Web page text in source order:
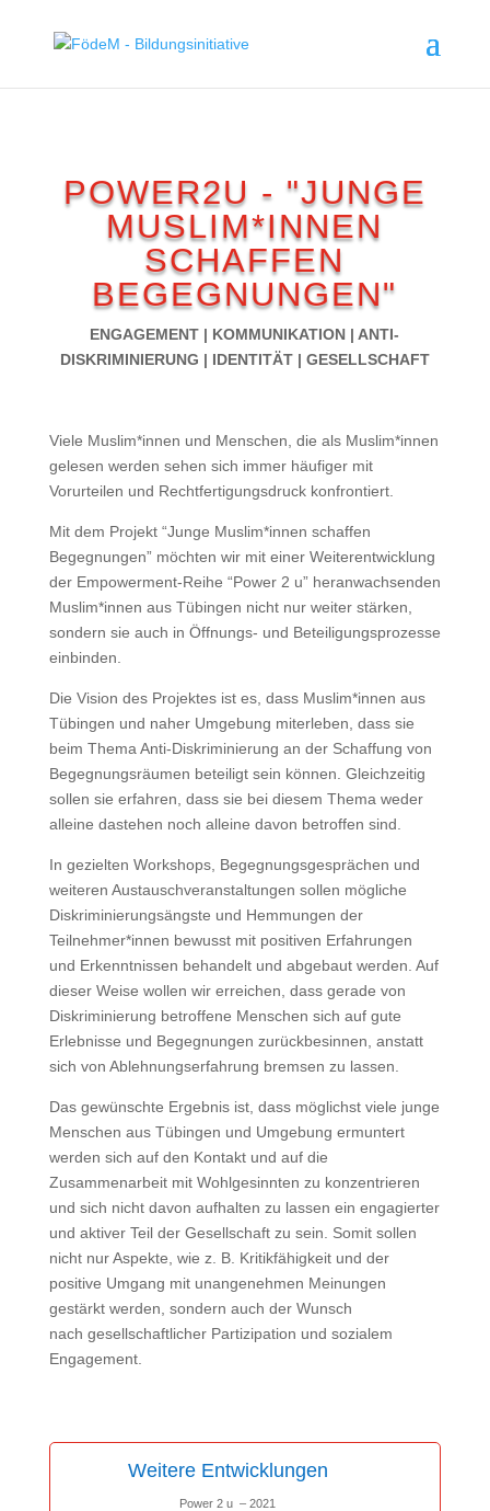
POWER2U - "JUNGE
MUSLIM*INNEN
SCHAFFEN
BEGEGNUNGEN"
ENGAGEMENT | KOMMUNIKATION | ANTI-
DISKRIMINIERUNG | IDENTITÄT | GESELLSCHAFT
Viele Muslim*innen und Menschen, die als Muslim*innen
gelesen werden sehen sich immer häufiger mit
Vorurteilen und Rechtfertigungsdruck konfrontiert.
Mit dem Projekt “Junge Muslim*innen schaffen
Begegnungen” möchten wir mit einer Weiterentwicklung
der Empowerment-Reihe “Power 2 u” heranwachsenden
Muslim*innen aus Tübingen nicht nur weiter stärken,
sondern sie auch in Öffnungs- und Beteiligungsprozesse
einbinden.
Die Vision des Projektes ist es, dass Muslim*innen aus
Tübingen und naher Umgebung miterleben, dass sie
beim Thema Anti-Diskriminierung an der Schaffung von
Begegnungsräumen beteiligt sein können. Gleichzeitig
sollen sie erfahren, dass sie bei diesem Thema weder
alleine dastehen noch alleine davon betroffen sind.
In gezielten Workshops, Begegnungsgesprächen und
weiteren Austauschveranstaltungen sollen mögliche
Diskriminierungsängste und Hemmungen der
Teilnehmer*innen bewusst mit positiven Erfahrungen
und Erkenntnissen behandelt und abgebaut werden. Auf
dieser Weise wollen wir erreichen, dass gerade von
Diskriminierung betroffene Menschen sich auf gute
Erlebnisse und Begegnungen zurückbesinnen, anstatt
sich von Ablehnungserfahrung bremsen zu lassen.
Das gewünschte Ergebnis ist, dass möglichst viele junge
Menschen aus Tübingen und Umgebung ermuntert
werden sich auf den Kontakt und auf die
Zusammenarbeit mit Wohlgesinnten zu konzentrieren
und sich nicht davon aufhalten zu lassen ein engagierter
und aktiver Teil der Gesellschaft zu sein. Somit sollen
nicht nur Aspekte, wie z. B. Kritikfähigkeit und der
positive Umgang mit unangenehmen Meinungen
gestärkt werden, sondern auch der Wunsch
nach gesellschaftlicher Partizipation und sozialem
Engagement.
Weitere Entwicklungen
Power 2 u – 2021